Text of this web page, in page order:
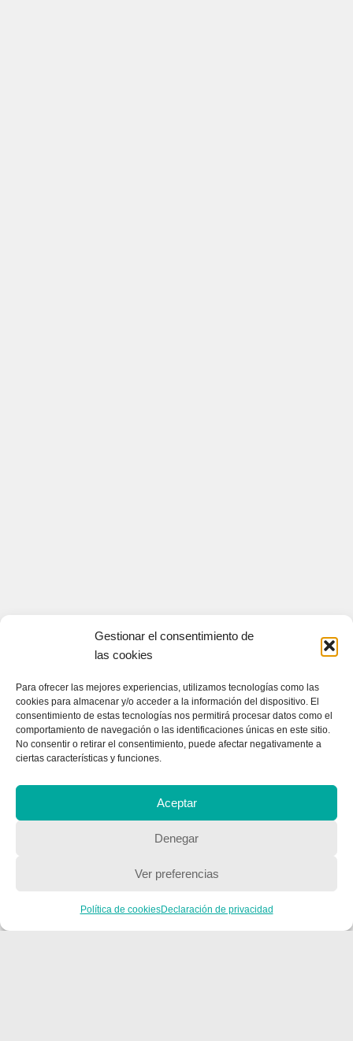
Gestionar el consentimiento de
las cookies
Para ofrecer las mejores experiencias, utilizamos tecnologías como las
cookies para almacenar y/o acceder a la información del dispositivo. El
consentimiento de estas tecnologías nos permitirá procesar datos como el
comportamiento de navegación o las identificaciones únicas en este sitio.
No consentir o retirar el consentimiento, puede afectar negativamente a
ciertas características y funciones.
Aceptar
Denegar
Ver preferencias
Política de cookiesDeclaración de privacidad
Quienes somos